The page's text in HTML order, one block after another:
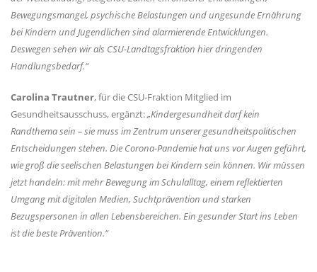
Bewegungsmangel, psychische Belastungen und ungesunde Ernährung
bei Kindern und Jugendlichen sind alarmierende Entwicklungen.
Deswegen sehen wir als CSU-Landtagsfraktion hier dringenden
Handlungsbedarf.“
Carolina Trautner, für die CSU-Fraktion Mitglied im
Gesundheitsausschuss, ergänzt:Kindergesundheit darf kein
Randthema sein – sie muss im Zentrum unserer gesundheitspolitischen
Entscheidungen stehen. Die Corona-Pandemie hat uns vor Augen geführt,
wie groß die seelischen Belastungen bei Kindern sein können. Wir müssen
jetzt handeln: mit mehr Bewegung im Schulalltag, einem reflektierten
Umgang mit digitalen Medien, Suchtprävention und starken
Bezugspersonen in allen Lebensbereichen. Ein gesunder Start ins Leben
ist die beste Prävention.“